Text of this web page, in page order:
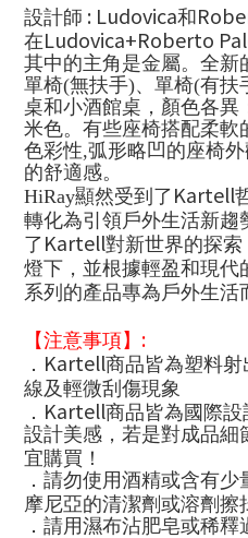
設計師 : Ludovica和
在Ludovica+Roberto
其中的主角是金屬。全新
單椅(無扶手)、 單椅(有扶
桌和小酒館桌 ，顏色各
米色。有些座椅搭配柔軟
色彩性,弧形略凹的座椅
的舒適感。
HiRay顯然受到了 Kartell
轉化為引領戶外生活新趨
了 Kartell對新世界的探
燈下，並根據輕盈和現代
系列的產品專為戶外生活
【注意事項】 :
． Kartell商品皆為塑料
線及輕微刮傷現象
． Kartell商品皆為國際
設計美感，若是對成品細
宜購買！
．請勿使用酒精或含有
摩尼亞的清潔劑或溶劑擦
．請用濕布沾肥皂或稀